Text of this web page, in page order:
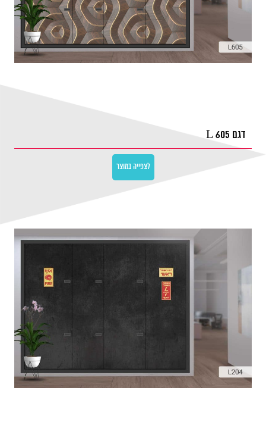
דגם L 605
לצפייה במוצר